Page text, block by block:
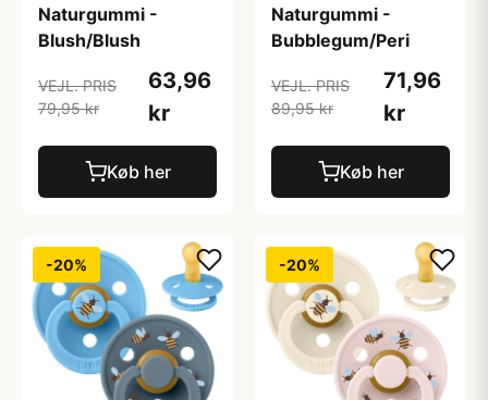
Naturgummi -
Blush/Blush
VEJL. PRIS
79,95 kr
63,96
kr
Køb her
Naturgummi -
Bubblegum/Peri
VEJL. PRIS
89,95 kr
71,96
kr
Køb her
-20% -20%